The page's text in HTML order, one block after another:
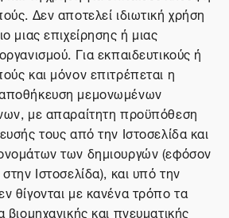
Δεν αποτελεί ιδιωτική χρήση
μιας επιχείρησης ή μιας
Για εκπαιδευτικούς ή
και μόνον επιτρέπεται η
μεμονωμένων
με απαραίτητη προϋπόθεση
τους από την Ιστοσελίδα και
των δημιουργών (εφόσον
Ιστοσελίδα), και υπό την
θίγονται με κανένα τρόπο τα
βιομηχανικής και πνευματικής